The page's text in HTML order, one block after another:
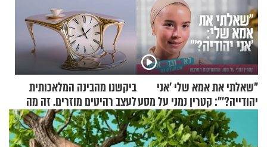
"שאלתי את אמא שלי 'אני
יהודייה?'": קטרין נמני על מסע
ההתחזקות המרגש
ביקשנו מהבינה המלאכותית
לעצב רהיטים מוזרים. זה מה
שיצא